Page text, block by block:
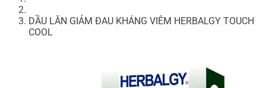
DẦU LĂN GIẢM ĐAU KHÁNG VIÊM HERBALGY TOUCH
COOL